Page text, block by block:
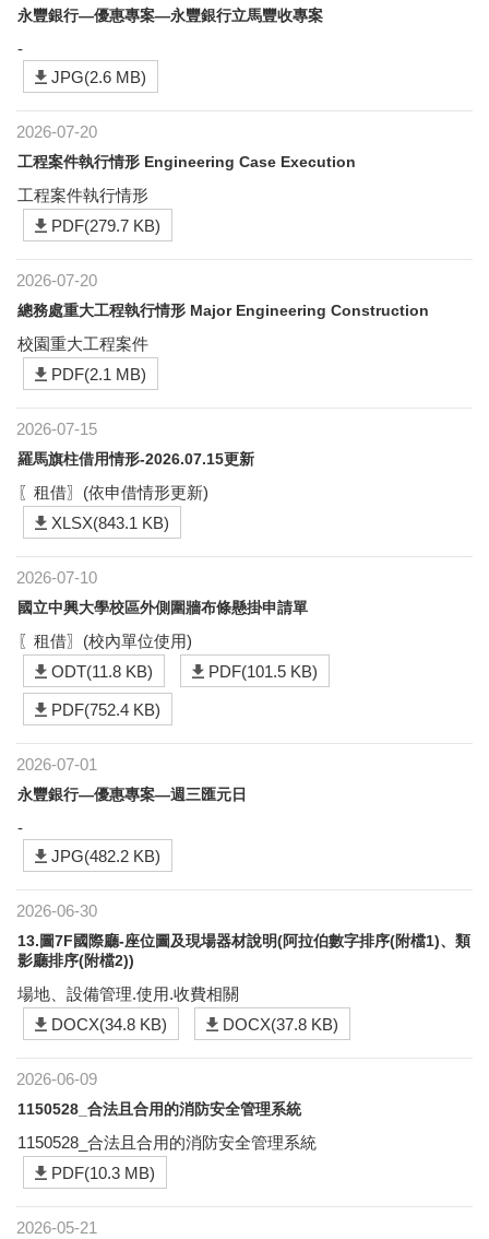
永豐銀行—優惠專案—永豐銀行立馬豐收專案
-
JPG(2.6 MB)
2026-07-20
工程案件執行情形 Engineering Case Execution
工程案件執行情形
PDF(279.7 KB)
2026-07-20
總務處重大工程執行情形 Major Engineering Construction
校園重大工程案件
PDF(2.1 MB)
2026-07-15
羅馬旗柱借用情形-2026.07.15更新
〖租借〗(依申借情形更新)
XLSX(843.1 KB)
2026-07-10
國立中興大學校區外側圍牆布條懸掛申請單
〖租借〗(校內單位使用)
ODT(11.8 KB)
PDF(101.5 KB)
PDF(752.4 KB)
2026-07-01
永豐銀行—優惠專案—週三匯元日
-
JPG(482.2 KB)
2026-06-30
13.圖7F國際廳-座位圖及現場器材說明(阿拉伯數字排序(附檔1)、類
影廳排序(附檔2))
場地、設備管理.使用.收費相關
DOCX(34.8 KB)
DOCX(37.8 KB)
2026-06-09
1150528_合法且合用的消防安全管理系統
1150528_合法且合用的消防安全管理系統
PDF(10.3 MB)
2026-05-21